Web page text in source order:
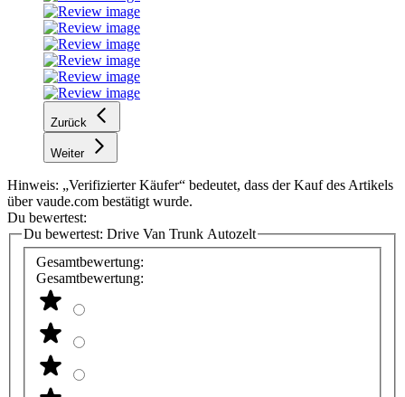
Zurück
Weiter
Hinweis: „Verifizierter Käufer“ bedeutet, dass der Kauf des Artikels
über vaude.com bestätigt wurde.
Du bewertest:
Du bewertest: Drive Van Trunk Autozelt
Gesamtbewertung:
Gesamtbewertung: